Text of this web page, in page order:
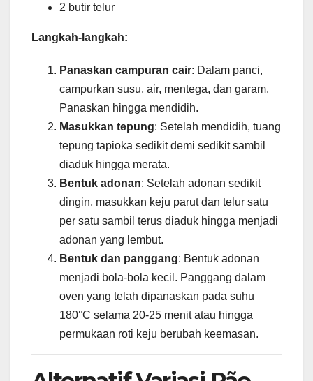
2 butir telur
Langkah-langkah:
Panaskan campuran cair: Dalam panci,
campurkan susu, air, mentega, dan garam.
Panaskan hingga mendidih.
Masukkan tepung: Setelah mendidih, tuang
tepung tapioka sedikit demi sedikit sambil
diaduk hingga merata.
Bentuk adonan: Setelah adonan sedikit
dingin, masukkan keju parut dan telur satu
per satu sambil terus diaduk hingga menjadi
adonan yang lembut.
Bentuk dan panggang: Bentuk adonan
menjadi bola-bola kecil. Panggang dalam
oven yang telah dipanaskan pada suhu
180°C selama 20-25 menit atau hingga
permukaan roti keju berubah keemasan.